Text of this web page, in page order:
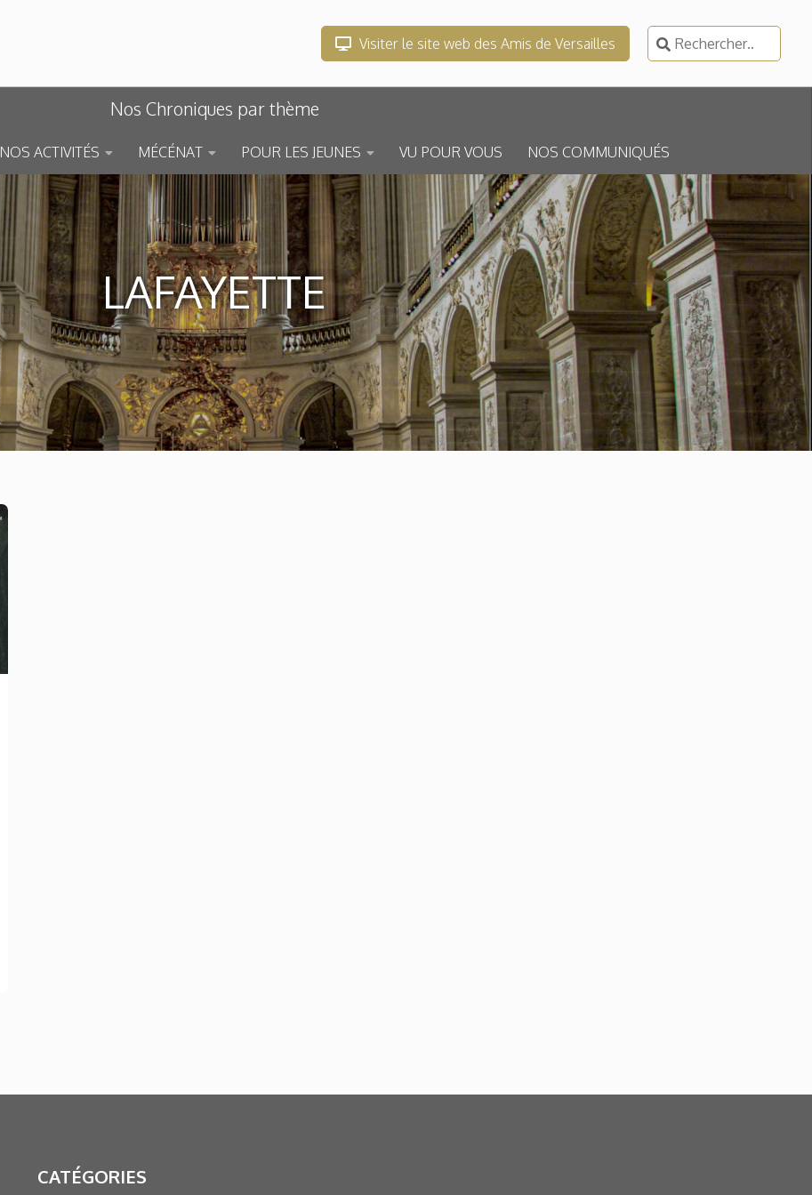
Visiter le site web des Amis de Versailles
Rechercher :
Nos Chroniques par thème
NOS ACTIVITÉS MÉCÉNAT POUR LES JEUNES VU POUR VOUS NOS COMMUNIQUÉS
LAFAYETTE
CATÉGORIES